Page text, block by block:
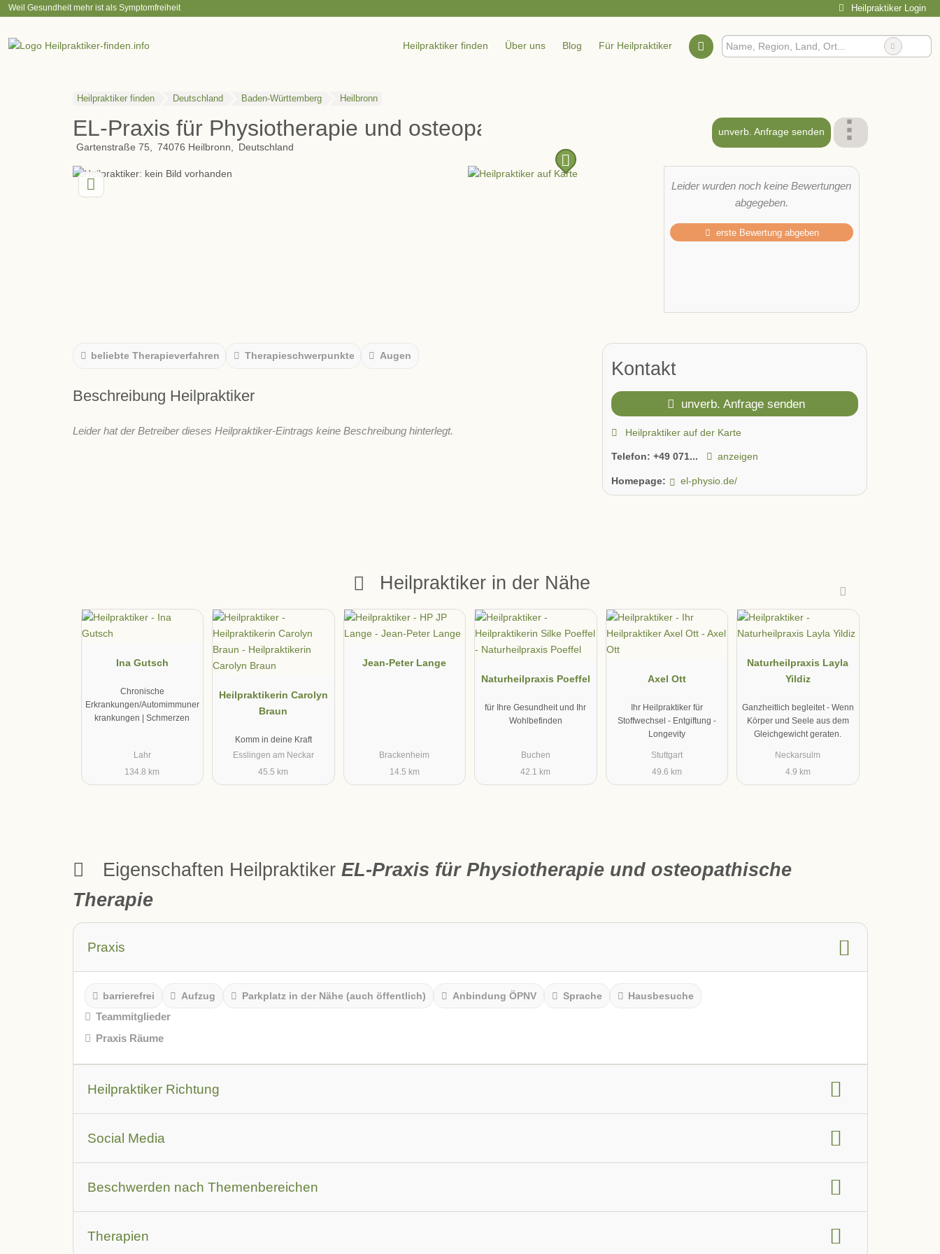
Weil Gesundheit mehr ist als Symptomfreiheit Heilpraktiker Login
Heilpraktiker finden Über uns Blog Für Heilpraktiker
Heilpraktiker finden Deutschland Baden-Württemberg Heilbronn
EL-Praxis für Physiotherapie und osteopathische Therapie
Gartenstraße 75 74076 Heilbronn Deutschland
unverb. Anfrage senden
Leider wurden noch keine Bewertungen
abgegeben.
erste Bewertung abgeben
beliebte Therapieverfahren Therapieschwerpunkte Augen
Beschreibung Heilpraktiker
Leider hat der Betreiber dieses Heilpraktiker-Eintrags keine Beschreibung hinterlegt.
Kontakt
unverb. Anfrage senden
Heilpraktiker auf der Karte
Telefon:+49 071... anzeigen
Homepage: el-physio.de/
Heilpraktiker in der Nähe
Ina Gutsch
Chronische
Erkrankungen/Automimmuner
krankungen | Schmerzen
Lahr
134.8 km
Heilpraktikerin Carolyn
Braun
Komm in deine Kraft
Esslingen am Neckar
45.5 km
Jean-Peter Lange
Brackenheim
14.5 km
Naturheilpraxis Poeffel
für Ihre Gesundheit und Ihr
Wohlbefinden
Buchen
42.1 km
Axel Ott
Ihr Heilpraktiker für
Stoffwechsel - Entgiftung -
Longevity
Stuttgart
49.6 km
Naturheilpraxis Layla
Yildiz
Ganzheitlich begleitet - Wenn
Körper und Seele aus dem
Gleichgewicht geraten.
Neckarsulm
4.9 km
Eigenschaften HeilpraktikerEL-Praxis für Physiotherapie und osteopathische
Therapie
Praxis
barrierefrei Aufzug Parkplatz in der Nähe (auch öffentlich) Anbindung ÖPNV Sprache Hausbesuche
Teammitglieder
Praxis Räume
Heilpraktiker Richtung
Social Media
Beschwerden nach Themenbereichen
Therapien